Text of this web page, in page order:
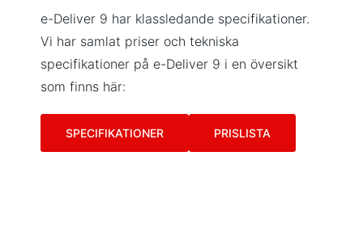
e-Deliver 9 har klassledande specifikationer.
Vi har samlat priser och tekniska
specifikationer på e-Deliver 9 i en översikt
som finns här:
SPECIFIKATIONER PRISLISTA